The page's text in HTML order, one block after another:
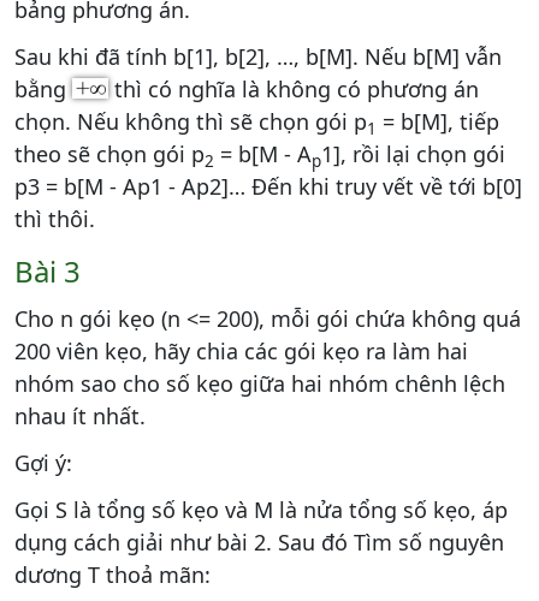
bảng phương án.
Sau khi đã tính b[1], b[2], …, b[M]. Nếu b[M] vẫn
bằng
thì có nghĩa là không có phương án
chọn. Nếu không thì sẽ chọn gói p1 = b[M], tiếp
theo sẽ chọn gói p2 = b[M - Ap1], rồi lại chọn gói
p3 = b[M - Ap1 - Ap2]… Đến khi truy vết về tới b[0]
thì thôi.
Bài 3
Cho n gói kẹo (n <= 200), mỗi gói chứa không quá
200 viên kẹo, hãy chia các gói kẹo ra làm hai
nhóm sao cho số kẹo giữa hai nhóm chênh lệch
nhau ít nhất.
Gợi ý:
Gọi S là tổng số kẹo và M là nửa tổng số kẹo, áp
dụng cách giải như bài 2. Sau đó Tìm số nguyên
dương T thoả mãn: